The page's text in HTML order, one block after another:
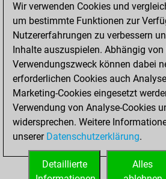
You totalled
826 tactics
You
solved 737
positions
You
an Elo of 2733 in
tactics positions
You had a
sprint of 28
Wir verwenden Cookies und
um bestimmte Funktionen zur
Nutzererfahrungen zu verbessern
Inhalte auszuspielen. Abhängig von
Verwendungszweck können dabei
erforderlichen Cookies auch
Marketing-Cookies eingesetzt
Verwendung von Analyse-Cookies
widersprechen. Weitere
unserer Datenschutzerklärung.
Alles
Detaillierte